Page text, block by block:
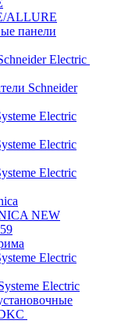
ALLURE
панели
Electric
Schneider
Electric
Electric
Electric
NEW
Electric
Electric